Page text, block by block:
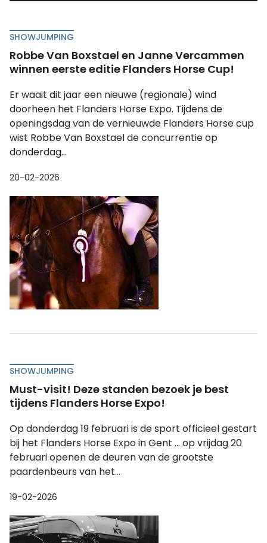
SHOWJUMPING
Robbe Van Boxstael en Janne Vercammen
winnen eerste editie Flanders Horse Cup!
Er waait dit jaar een nieuwe (regionale) wind
doorheen het Flanders Horse Expo. Tijdens de
openingsdag van de vernieuwde Flanders Horse cup
wist Robbe Van Boxstael de concurrentie op
donderdag...
20-02-2026
SHOWJUMPING
Must-visit! Deze standen bezoek je best
tijdens Flanders Horse Expo!
Op donderdag 19 februari is de sport officieel gestart
bij het Flanders Horse Expo in Gent ... op vrijdag 20
februari openen de deuren van de grootste
paardenbeurs van het...
19-02-2026